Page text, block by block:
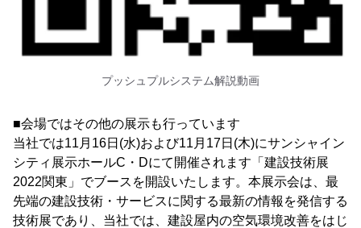
プッシュプルシステム解説動画
■会場ではその他の展示も行っています
当社では11月16日(水)および11月17日(木)にサンシャイン
シティ展示ホールC・Dにて開催されます「建設技術展
2022関東」でブースを開設いたします。本展示会は、最
先端の建設技術・サービスに関する最新の情報を発信する
技術展であり、当社では、建設屋内の空気環境改善をはじ